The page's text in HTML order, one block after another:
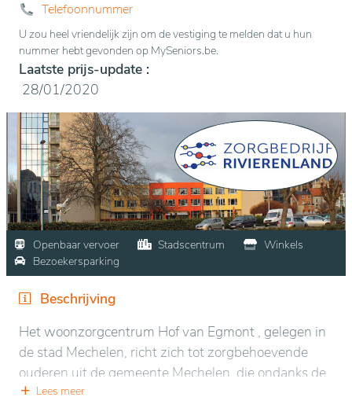
Telefoonnummer
U zou heel vriendelijk zijn om de vestiging te melden dat u hun
nummer hebt gevonden op MySeniors.be.
Laatste prijs-update :
28/01/2020
Openbaar vervoer Stadscentrum
Winkels
Bezoekersparking
Beschrijving
Het woonzorgcentrum Hof van Egmont , gelegen in
de stad Mechelen, richt zich tot zorgbehoevende
ouderen uit de gemeente Mechelen, die ondanks de
geboden thuiszorg niet langer zelfstandig kunnen
Lees meer